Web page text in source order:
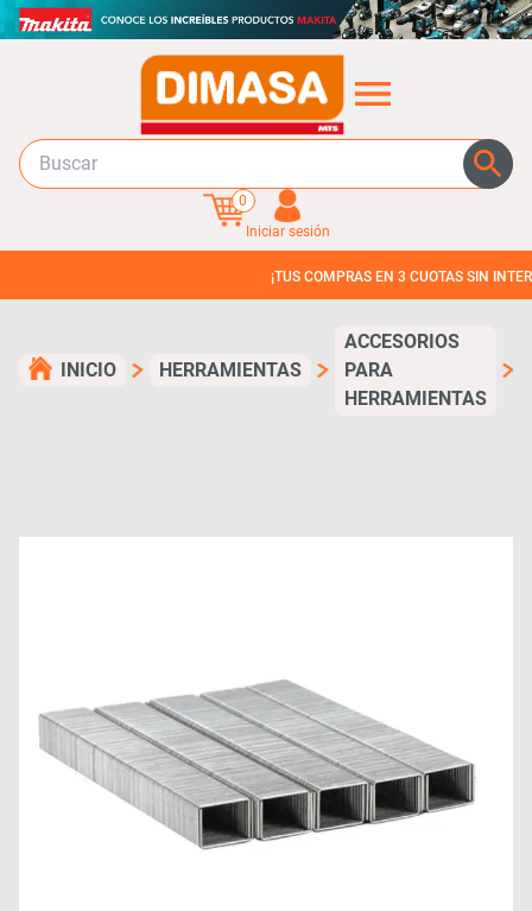
0
Iniciar sesión
¡TUS COMPRAS EN 3 CUOTAS SIN INTERES!
INICIO HERRAMIENTAS
ACCESORIOS
PARA
HERRAMIENTAS